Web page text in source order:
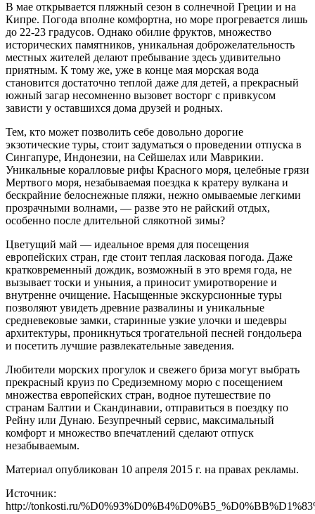
В мае открывается пляжный сезон в солнечной Греции и на
Кипре. Погода вполне комфортна, но море прогревается лишь
до 22-23 градусов. Однако обилие фруктов, множество
исторических памятников, уникальная доброжелательность
местных жителей делают пребывание здесь удивительно
приятным. К тому же, уже в конце мая морская вода
становится достаточно теплой даже для детей, а прекрасный
южный загар несомненно вызовет восторг с привкусом
зависти у оставшихся дома друзей и родных.
Тем, кто может позволить себе довольно дорогие
экзотические туры, стоит задуматься о проведении отпуска в
Сингапуре, Индонезии, на Сейшелах или Маврикии.
Уникальные коралловые рифы Красного моря, целебные грязи
Мертвого моря, незабываемая поездка к кратеру вулкана и
бескрайние белоснежные пляжи, нежно омываемые легкими
прозрачными волнами, — разве это не райский отдых,
особенно после длительной слякотной зимы?
Цветущий май — идеальное время для посещения
европейских стран, где стоит теплая ласковая погода. Даже
кратковременный дождик, возможный в это время года, не
вызывает тоски и уныния, а приносит умиротворение и
внутренне очищение. Насыщенные экскурсионные туры
позволяют увидеть древние развалины и уникальные
средневековые замки, старинные узкие улочки и шедевры
архитектуры, проникнуться трогательной песней гондольера
и посетить лучшие развлекательные заведения.
Любители морских прогулок и свежего бриза могут выбрать
прекрасный круиз по Средиземному морю с посещением
множества европейских стран, водное путешествие по
странам Балтии и Скандинавии, отправиться в поездку по
Рейну или Дунаю. Безупречный сервис, максимальный
комфорт и множество впечатлений сделают отпуск
незабываемым.
Материал опубликован 10 апреля 2015 г. на правах рекламы.
Источник:
http://tonkosti.ru/